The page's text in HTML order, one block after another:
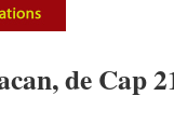
de Cap